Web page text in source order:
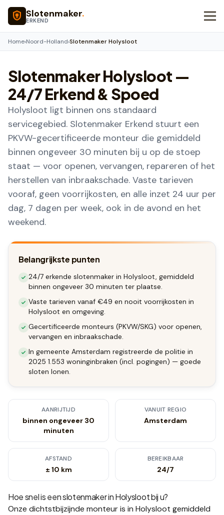
Naar hoofdinhoud
Slotenmaker.
ERKEND
Home›Noord-Holland›Slotenmaker Holysloot
SlotenmakerHolysloot —
24/7 Erkend & Spoed
Holysloot ligt binnen ons standaard
servicegebied. Slotenmaker Erkend stuurt een
PKVW-gecertificeerde monteur die gemiddeld
binnen ongeveer 30 minuten bij u op de stoep
staat — voor openen, vervangen, repareren of het
herstellen van inbraakschade. Vaste tarieven
vooraf, geen voorrijkosten, en alle inzet 24 uur per
dag, 7 dagen per week, ook in de avond en het
weekend.
Belangrijkste punten
24/7 erkende slotenmaker in Holysloot, gemiddeld
binnen ongeveer 30 minuten ter plaatse.
Vaste tarieven vanaf €49 en nooit voorrijkosten in
Holysloot en omgeving.
Gecertificeerde monteurs (PKVW/SKG) voor openen,
vervangen en inbraakschade.
In gemeente Amsterdam registreerde de politie in
2025 1.553 woninginbraken (incl. pogingen) — goede
sloten lonen.
AANRIJTIJD
binnen ongeveer 30
minuten
VANUIT REGIO
Amsterdam
AFSTAND
± 10 km
BEREIKBAAR
24/7
Hoe snel is een slotenmaker inHolyslootbij u?
Onze dichtstbijzijnde monteur is in Holysloot gemiddeld